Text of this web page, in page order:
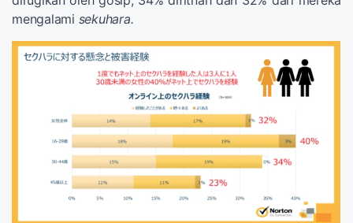
mengalami sekuhara.